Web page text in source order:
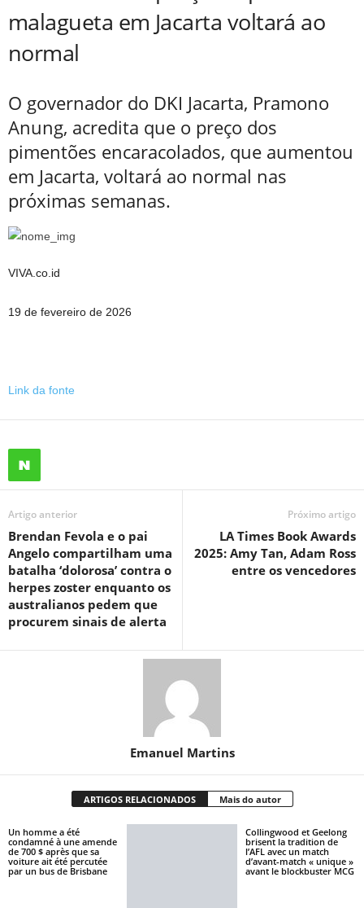
malagueta em Jacarta voltará ao
normal
O governador do DKI Jacarta, Pramono
Anung, acredita que o preço dos
pimentões encaracolados, que aumentou
em Jacarta, voltará ao normal nas
próximas semanas.
VIVA.co.id
19 de fevereiro de 2026
Link da fonte
Artigo anterior
Brendan Fevola e o pai
Angelo compartilham uma
batalha ‘dolorosa’ contra o
herpes zoster enquanto os
australianos pedem que
procurem sinais de alerta
Próximo artigo
LA Times Book Awards
2025: Amy Tan, Adam Ross
entre os vencedores
Emanuel Martins
ARTIGOS RELACIONADOS Mais do autor
Un homme a été
condamné à une amende
de 700 $ après que sa
voiture ait été percutée
par un bus de Brisbane
Collingwood et Geelong
brisent la tradition de
l’AFL avec un match
d’avant-match « unique »
avant le blockbuster MCG